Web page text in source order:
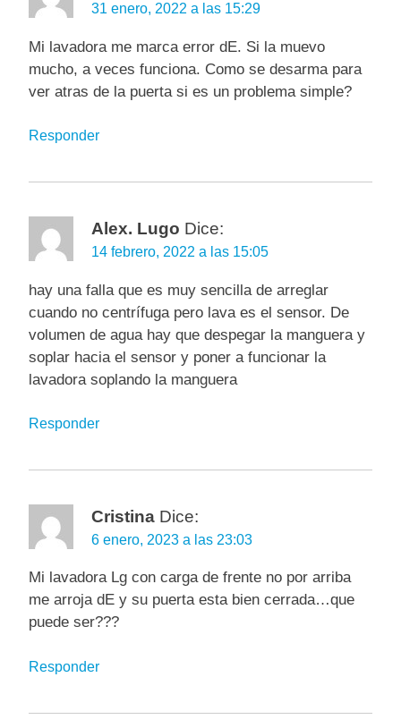
31 enero, 2022 a las 15:29
Mi lavadora me marca error dE. Si la muevo
mucho, a veces funciona. Como se desarma para
ver atras de la puerta si es un problema simple?
Responder
Alex. Lugo Dice:
14 febrero, 2022 a las 15:05
hay una falla que es muy sencilla de arreglar
cuando no centrífuga pero lava es el sensor. De
volumen de agua hay que despegar la manguera y
soplar hacia el sensor y poner a funcionar la
lavadora soplando la manguera
Responder
Cristina Dice:
6 enero, 2023 a las 23:03
Mi lavadora Lg con carga de frente no por arriba
me arroja dE y su puerta esta bien cerrada…que
puede ser???
Responder